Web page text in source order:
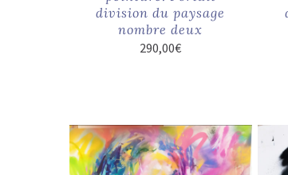
division du paysage
nombre deux
290,00€